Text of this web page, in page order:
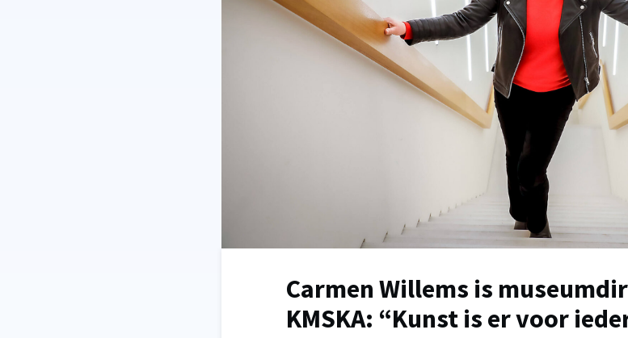
Carmen Willems is
KMSKA: “Kunst is er voor